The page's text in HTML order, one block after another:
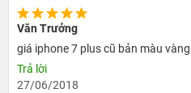
Văn Trưởng
giá iphone 7 plus cũ bản màu
Trả lời
27/06/2018